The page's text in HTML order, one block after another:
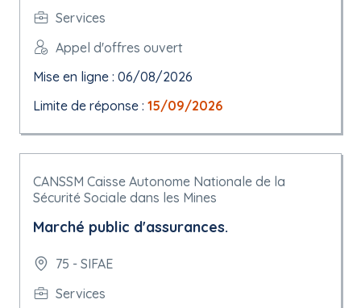
Services
Appel d'offres ouvert
Mise en ligne : 06/08/2026
Limite de réponse : 15/09/2026
CANSSM Caisse Autonome Nationale de la
Sécurité Sociale dans les Mines
Marché public d'assurances.
75 - SIFAE
Services